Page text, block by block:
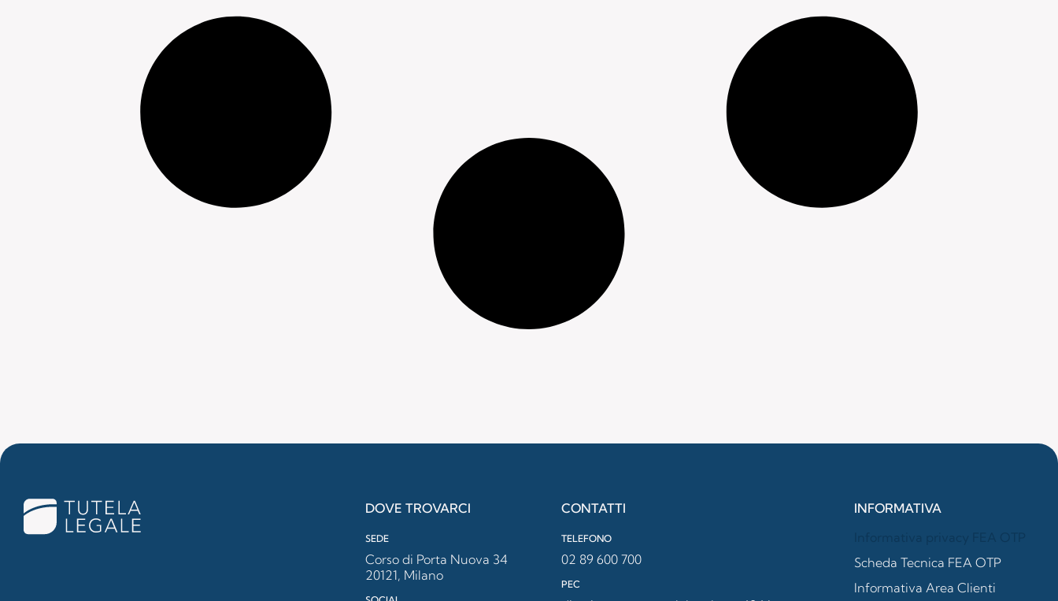
DOVE TROVARCI
SEDE
Corso di Porta Nuova 34
20121, Milano
CONTATTI
TELEFONO
02 89 600 700
PEC
INFORMATIVA
Scheda Tecnica FEA OTP
Informativa Area Clienti